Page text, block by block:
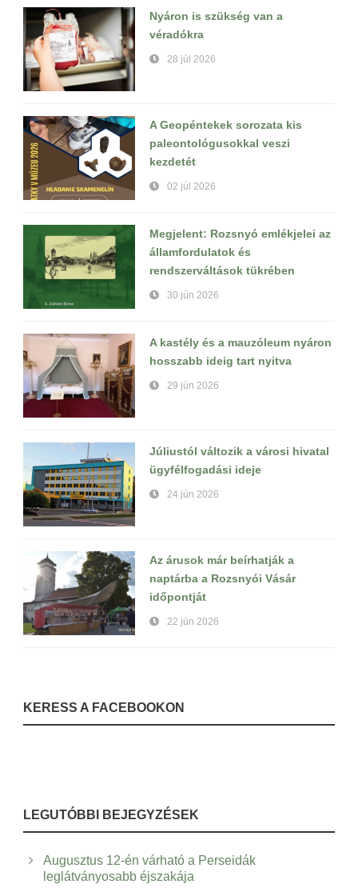
Nyáron is szükség van a
véradókra
28 júl 2026
A Geopéntekek sorozata kis
paleontológusokkal veszi
kezdetét
02 júl 2026
Megjelent: Rozsnyó emlékjelei az
államfordulatok és
rendszerváltások tükrében
30 jún 2026
A kastély és a mauzóleum nyáron
hosszabb ideig tart nyitva
29 jún 2026
Júliustól változik a városi hivatal
ügyfélfogadási ideje
24 jún 2026
Az árusok már beírhatják a
naptárba a Rozsnyói Vásár
időpontját
22 jún 2026
KERESS A FACEBOOKON
LEGUTÓBBI BEJEGYZÉSEK
Augusztus 12-én várható a Perseidák
leglátványosabb éjszakája